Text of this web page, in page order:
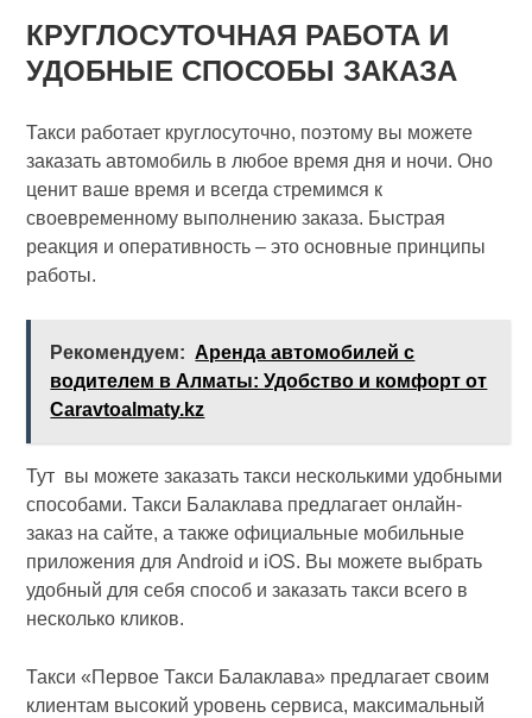
КРУГЛОСУТОЧНАЯ РАБОТА И
УДОБНЫЕ СПОСОБЫ ЗАКАЗА
Такси работает круглосуточно, поэтому вы можете
заказать автомобиль в любое время дня и ночи. Оно
ценит ваше время и всегда стремимся к
своевременному выполнению заказа. Быстрая
реакция и оперативность – это основные принципы
работы.
Рекомендуем: Аренда автомобилей с
водителем в Алматы: Удобство и комфорт от
Caravtoalmaty.kz
Тут вы можете заказать такси несколькими удобными
способами. Такси Балаклава предлагает онлайн-
заказ на сайте, а также официальные мобильные
приложения для Android и iOS. Вы можете выбрать
удобный для себя способ и заказать такси всего в
несколько кликов.
Такси «Первое Такси Балаклава» предлагает своим
клиентам высокий уровень сервиса, максимальный